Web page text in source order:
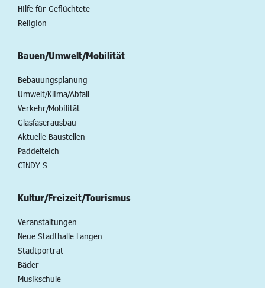
Hilfe für Geflüchtete
Religion
Bauen/Umwelt/Mobilität
Bebauungsplanung
Umwelt/Klima/Abfall
Verkehr/Mobilität
Glasfaserausbau
Aktuelle Baustellen
Paddelteich
CINDY S
Kultur/Freizeit/Tourismus
Veranstaltungen
Neue Stadthalle Langen
Stadtporträt
Bäder
Musikschule